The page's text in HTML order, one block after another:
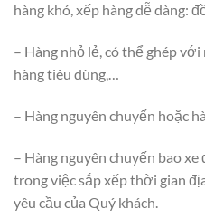
hàng khó, xếp hàng dễ dàng:
– Hàng nhỏ lẻ, có thể ghép
hàng tiêu dùng,…
– Hàng nguyên chuyến hoặc
– Hàng nguyên chuyến bao
trong việc sắp xếp thời gian
yêu cầu của Quý khách.